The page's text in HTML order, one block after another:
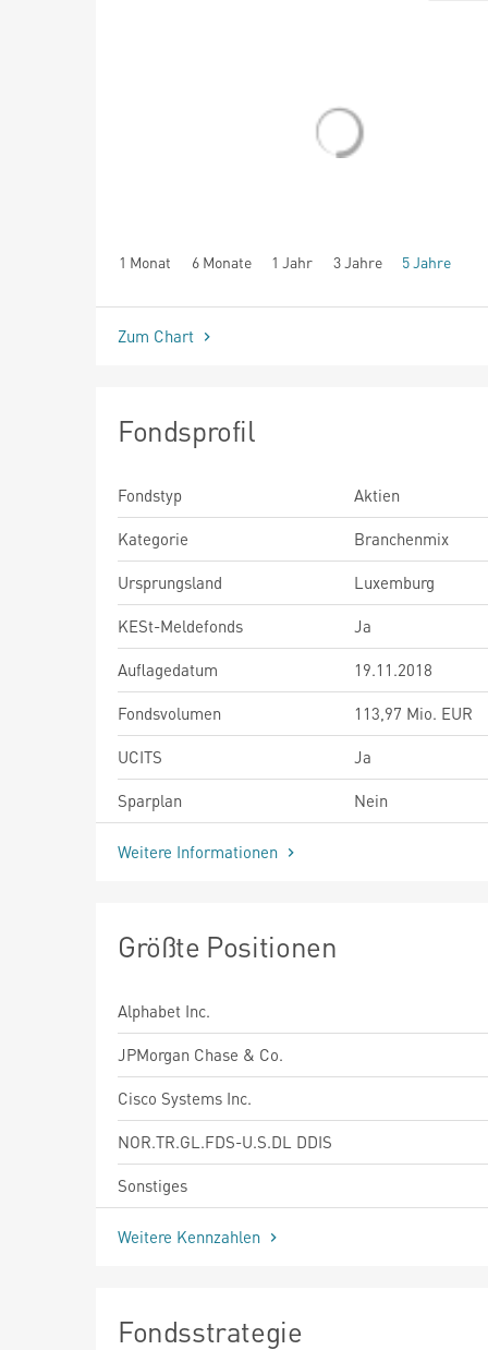
1 Monat 6 Monate 1 Jahr 3 Jahre 5 Jahre
seit Beginn
Zum Chart
Fondsprofil
Fondstyp
Aktien
Kategorie
Branchenmix
Ursprungsland
Luxemburg
KESt-Meldefonds
Ja
Auflagedatum
19.11.2018
Fondsvolumen
113,97 Mio. EUR
UCITS
Ja
Sparplan
Nein
Weitere Informationen
Größte Positionen
Alphabet Inc.
JPMorgan Chase & Co.
Cisco Systems Inc.
NOR.TR.GL.FDS-U.S.DL DDIS
Sonstiges
Weitere Kennzahlen
Fondsstrategie